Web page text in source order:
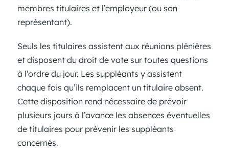
membres titulaires et l’employeur (ou son
représentant).
Seuls les titulaires assistent aux réunions plénières
et disposent du droit de vote sur toutes questions
à l’ordre du jour. Les suppléants y assistent
chaque fois qu’ils remplacent un titulaire absent.
Cette disposition rend nécessaire de prévoir
plusieurs jours à l’avance les absences éventuelles
de titulaires pour prévenir les suppléants
concernés.